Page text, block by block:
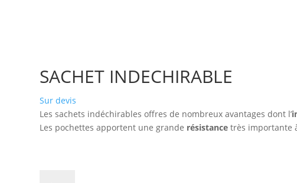
SACHET INDECHIRABLE
Sur devis
Les sachets indéchirables offres de nombreux avantages dont l’
Les pochettes apportent une grande résistance très importante